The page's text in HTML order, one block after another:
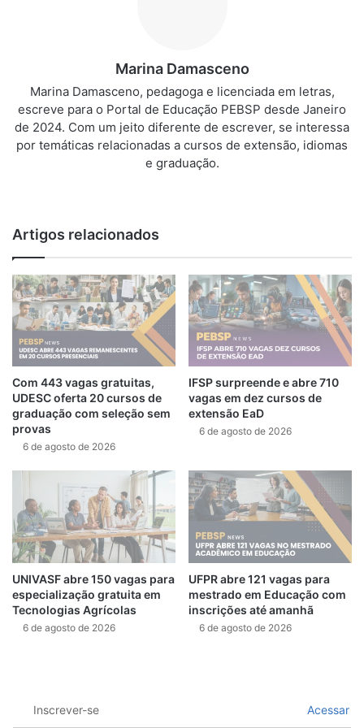
Marina Damasceno
Marina Damasceno, pedagoga e licenciada em letras,
escreve para o Portal de Educação PEBSP desde Janeiro
de 2024. Com um jeito diferente de escrever, se interessa
por temáticas relacionadas a cursos de extensão, idiomas
e graduação.
Artigos relacionados
Com 443 vagas gratuitas,
UDESC oferta 20 cursos de
graduação com seleção sem
provas
6 de agosto de 2026
IFSP surpreende e abre 710
vagas em dez cursos de
extensão EaD
6 de agosto de 2026
UNIVASF abre 150 vagas para
especialização gratuita em
Tecnologias Agrícolas
6 de agosto de 2026
UFPR abre 121 vagas para
mestrado em Educação com
inscrições até amanhã
6 de agosto de 2026
Inscrever-se Acessar